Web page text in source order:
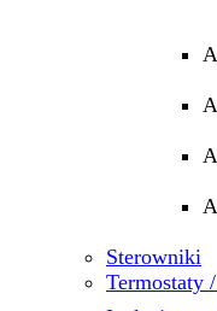
Sterowniki
Termostaty